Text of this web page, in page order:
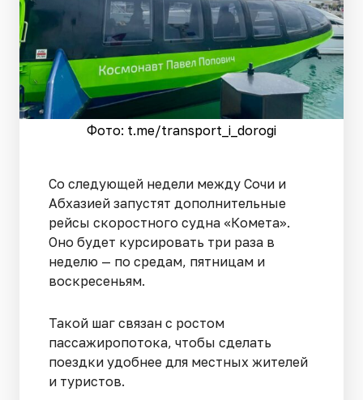
Фото: t.me/transport_i_dorogi
Со следующей недели между Сочи и
Абхазией запустят дополнительные
рейсы скоростного судна «Комета».
Оно будет курсировать три раза в
неделю — по средам, пятницам и
воскресеньям.
Такой шаг связан с ростом
пассажиропотока, чтобы сделать
поездки удобнее для местных жителей
и туристов.